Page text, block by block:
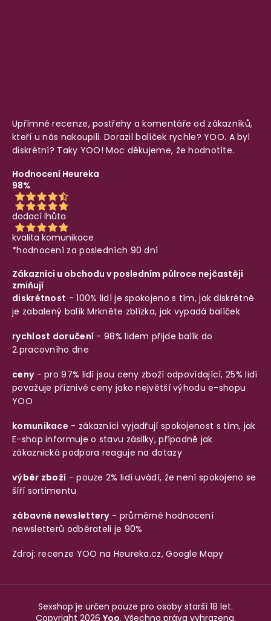
Upřímné recenze, postřehy a komentáře od zákazníků,
kteří u nás nakoupili. Dorazil balíček rychle? YOO. A byl
diskrétní? Taky YOO! Moc děkujeme, že hodnotíte.
Hodnocení Heureka
98%
dodací lhůta
kvalita komunikace
*hodnocení za posledních 90 dní
Zákazníci u obchodu v posledním půlroce nejčastěji
zmiňují
diskrétnost - 100% lidí je spokojeno s tím, jak diskrétně
je zabalený balíkMrkněte zblízka, jak vypadá balíček
rychlost doručení - 98% lidem přijde balík do
2.pracovního dne
ceny- pro 97% lidí jsou ceny zboží odpovídající, 25% lidí
považuje příznivé ceny jako největší výhodu e-shopu
YOO
komunikace - zákazníci vyjadřují spokojenost s tím, jak
E-shop informuje o stavu zásilky, případně jak
zákaznická podpora reaguje na dotazy
výběr zboží - pouze 2% lidí uvádí, že není spokojeno se
šíří sortimentu
zábavné newslettery- průměrné hodnocení
newsletterů odběrateli je 90%
Zdroj: recenze YOO na Heureka.cz,Google Mapy
Sexshop je určen pouze pro osoby starší 18 let.
Copyright 2026 Yoo. Všechna práva vyhrazena.